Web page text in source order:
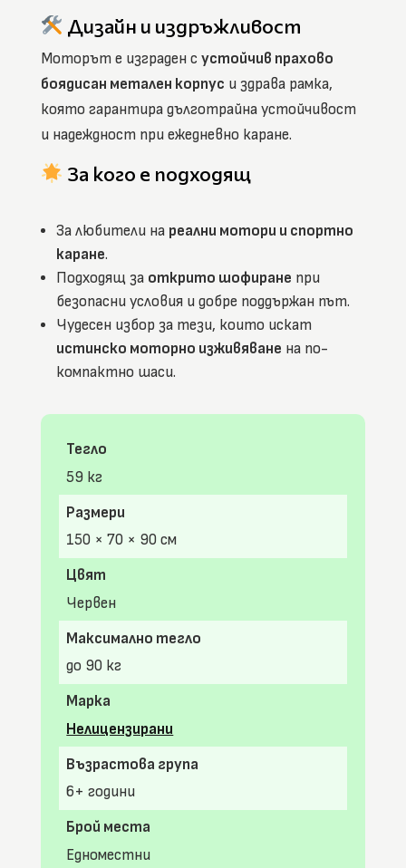
Дизайн и издръжливост
Моторът е изграден с устойчив прахово
боядисан метален корпус и здрава рамка,
която гарантира дълготрайна устойчивост
и надеждност при ежедневно каране.
За кого е подходящ
За любители на реални мотори и спортно
каране.
Подходящ за открито шофиране при
безопасни условия и добре поддържан път.
Чудесен избор за тези, които искат
истинско моторно изживяване на по-
компактно шаси.
Тегло
59 кг
Размери
150 × 70 × 90 см
Цвят
Червен
Максимално тегло
до 90 кг
Марка
Нелицензирани
Възрастова група
6+ години
Брой места
Едноместни